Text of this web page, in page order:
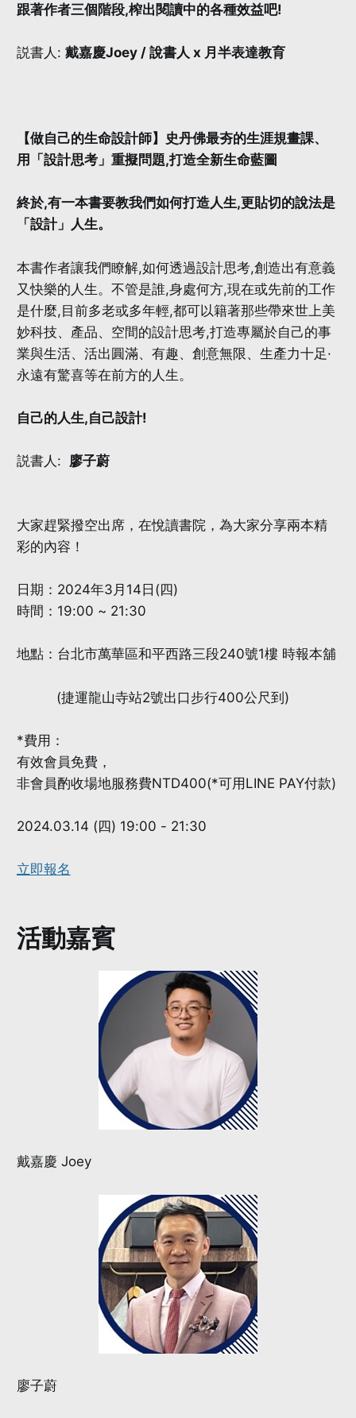
跟著作者三個階段,榨出閱讀中的各種效益吧!
説書人: 戴嘉慶Joey / 說書人 x 月半表達教育
【做自己的生命設計師】史丹佛最夯的生涯規畫課、
用「設計思考」重擬問題,打造全新生命藍圖
終於,有一本書要教我們如何打造人生,更貼切的說法是
「設計」人生。
本書作者讓我們瞭解,如何透過設計思考,創造出有意義
又快樂的人生。不管是誰,身處何方,現在或先前的工作
是什麼,目前多老或多年輕,都可以籍著那些帶來世上美
妙科技、產品、空間的設計思考,打造專屬於自己的事
業與生活、活出圓滿、有趣、創意無限、生產力十足·
永遠有驚喜等在前方的人生。
自己的人生,自己設計!
説書人: 廖子蔚
大家趕緊撥空出席，在悅讀書院，為大家分享兩本精
彩的內容！
日期：2024年3月14日(四)
時間：19:00 ~ 21:30
地點：台北市萬華區和平西路三段240號1樓 時報本舖
(捷運龍山寺站2號出口步行400公尺到)
*費用：
有效會員免費，
非會員酌收場地服務費NTD400(*可用LINE PAY付款)
2024.03.14 (四) 19:00 - 21:30
立即報名
活動嘉賓
戴嘉慶 Joey
廖子蔚